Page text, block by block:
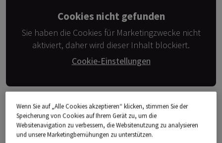
Cookies nicht gefunden
Sie haben die Cookies für Marketingzwecke nicht
aktiviert, daher wird dieser Inhalt blockiert.
Cookie-Einstellungen
Wenn Sie auf „Alle Cookies akzeptieren“ klicken, stimmen Sie der
Speicherung von Cookies auf Ihrem Gerät zu, um die
Websitenavigation zu verbessern, die Websitenutzung zu analysieren
und unsere Marketingbemühungen zu unterstützen.